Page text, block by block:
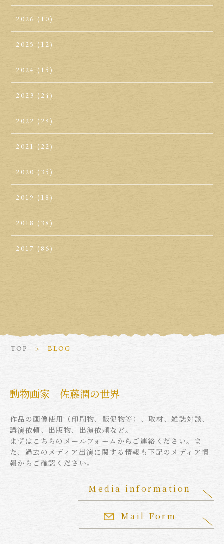
2026 (10)
2025 (12)
2024 (15)
2023 (24)
2022 (29)
2021 (22)
2020 (35)
2019 (18)
2018 (38)
2017 (86)
TOP BLOG
動物画家 佐藤潤の世界
作品の画像使用（印刷物、販促物等）、取材、雑誌対談、
講演依頼、出版物、出演依頼など。
まずはこちらのメールフォームからご連絡ください。ま
た、過去のメディア出演に関する情報も下記のメディア情
報からご確認ください。
Mail Form
Media information